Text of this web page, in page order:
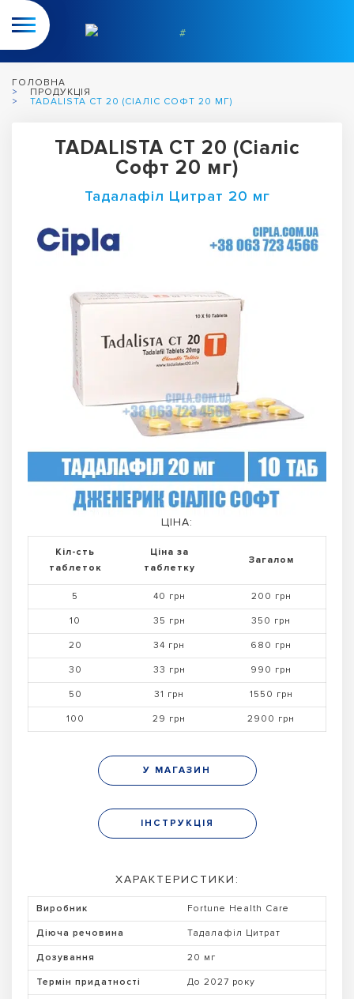
ГОЛОВНА
ПРОДУКЦІЯ
TADALISTA CT 20 (СІАЛІС СОФТ 20 МГ)
TADALISTA CT 20 (Сіаліс
Софт 20 мг)
Тадалафіл Цитрат 20 мг
ЦІНА:
Кіл-сть
таблеток
Ціна за
таблетку
Загалом
5 40 грн 200 грн
10 35 грн 350 грн
20 34 грн 680 грн
30 33 грн 990 грн
50 31 грн 1550 грн
100 29 грн 2900 грн
У МАГАЗИН
ІНСТРУКЦІЯ
ХАРАКТЕРИСТИКИ:
Виробник Fortune Health Care
Діюча речовина Тадалафіл Цитрат
Дозування 20 мг
Термін придатності До 2027 року